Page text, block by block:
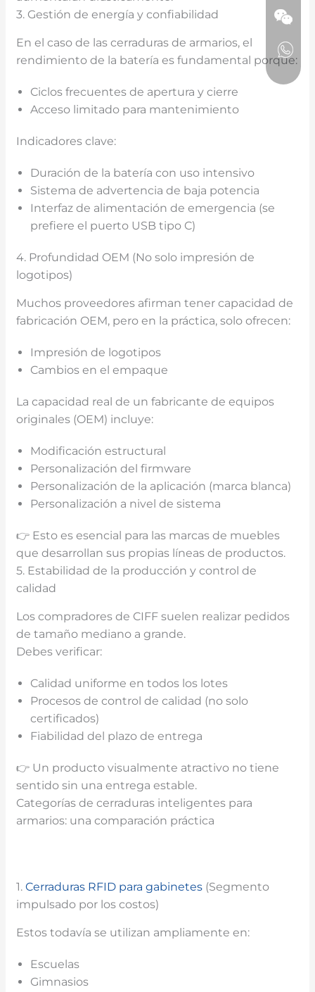
3. Gestión de energía y confiabilidad
En el caso de las cerraduras de armarios, el
rendimiento de la batería es fundamental porque:
Ciclos frecuentes de apertura y cierre
Acceso limitado para mantenimiento
Indicadores clave:
Duración de la batería con uso intensivo
Sistema de advertencia de baja potencia
Interfaz de alimentación de emergencia (se
prefiere el puerto USB tipo C)
4. Profundidad OEM (No solo impresión de
logotipos)
Muchos proveedores afirman tener capacidad de
fabricación OEM, pero en la práctica, solo ofrecen:
Impresión de logotipos
Cambios en el empaque
La capacidad real de un fabricante de equipos
originales (OEM) incluye:
Modificación estructural
Personalización del firmware
Personalización de la aplicación (marca blanca)
Personalización a nivel de sistema
👉 Esto es esencial para las marcas de muebles
que desarrollan sus propias líneas de productos.
5. Estabilidad de la producción y control de
calidad
Los compradores de CIFF suelen realizar pedidos
de tamaño mediano a grande.
Debes verificar:
Calidad uniforme en todos los lotes
Procesos de control de calidad (no solo
certificados)
Fiabilidad del plazo de entrega
👉 Un producto visualmente atractivo no tiene
sentido sin una entrega estable.
Categorías de cerraduras inteligentes para
armarios: una comparación práctica
1.Cerraduras RFID para gabinetes (Segmento
impulsado por los costos)
Estos todavía se utilizan ampliamente en:
Escuelas
Gimnasios